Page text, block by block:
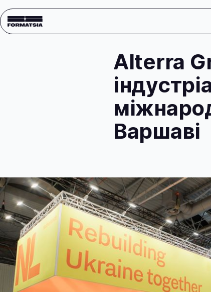
Alterra
Варшаві